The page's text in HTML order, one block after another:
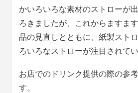
かいろいろな素材のストローが
ろきましたが、これからますま
品の見直しとともに、紙製スト
ろいろなストローが注目されて
お店でのドリンク提供の際の参
す。